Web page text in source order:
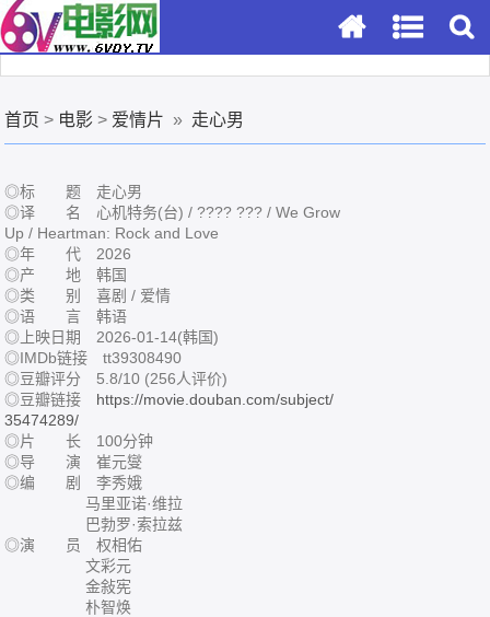
首页 > 电影 > 爱情片 » 走心男
◎标 题 走心男
◎译 名 心机特务(台) / ???? ??? / We Grow
Up / Heartman: Rock and Love
◎年 代 2026
◎产 地 韩国
◎类 别 喜剧 / 爱情
◎语 言 韩语
◎上映日期 2026-01-14(韩国)
◎IMDb链接 tt39308490
◎豆瓣评分 5.8/10 (256人评价)
◎豆瓣链接 https://movie.douban.com/subject/
35474289/
◎片 长 100分钟
◎导 演 崔元燮
◎编 剧 李秀娥
马里亚诺·维拉
巴勃罗·索拉兹
◎演 员 权相佑
文彩元
金敍宪
朴智焕